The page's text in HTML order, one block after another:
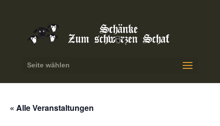
Seite wählen
« Alle Veranstaltungen